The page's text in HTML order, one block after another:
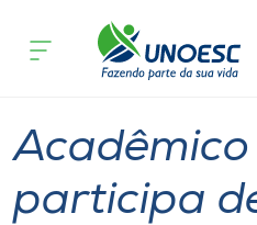
Cursos
acontece
participa